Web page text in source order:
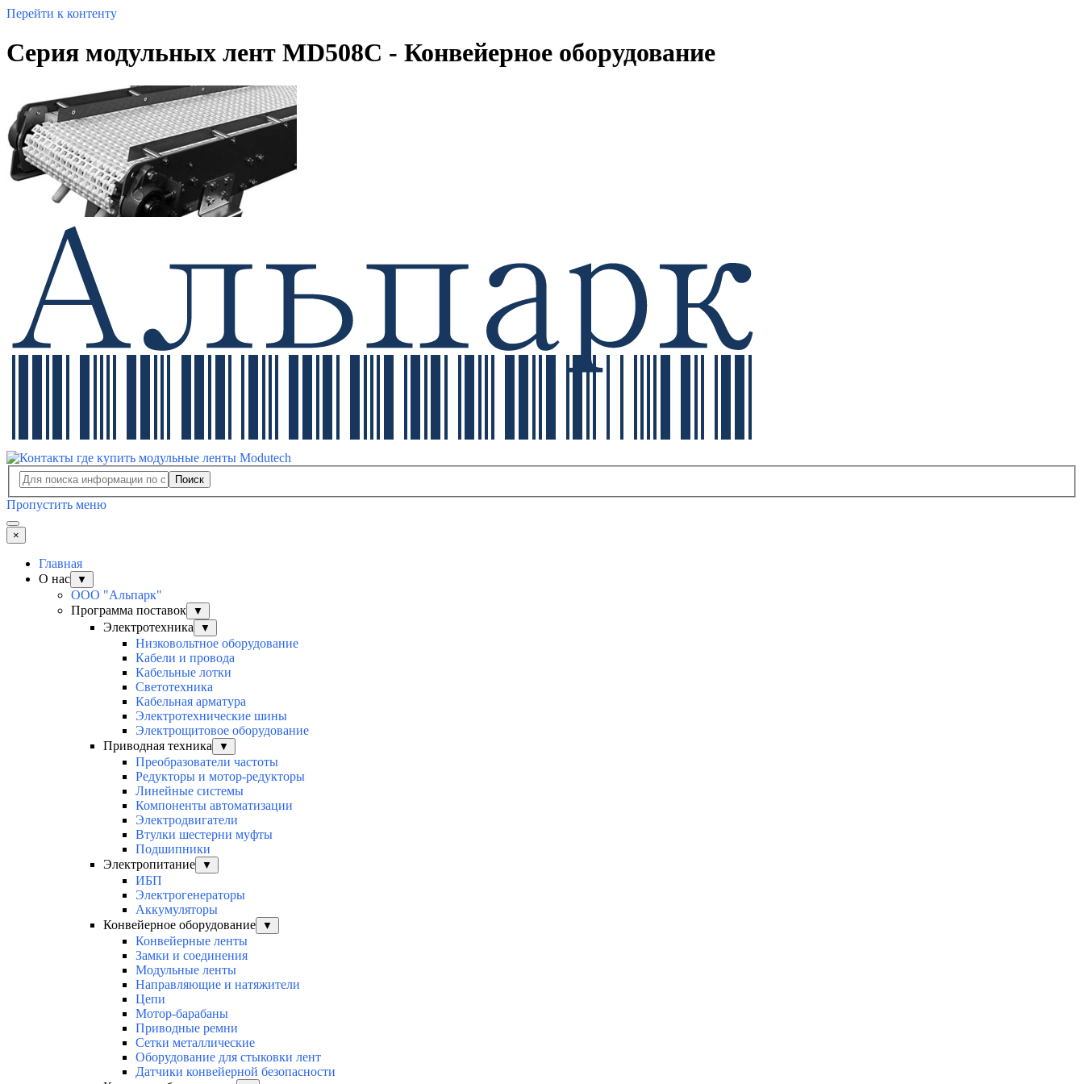
Перейти к контенту
Серия модульных лент MD508C - Конвейерное оборудование
Поиск
Пропустить меню
×
Главная
О нас
▼
ООО "Альпарк"
Программа поставок
▼
Электротехника ▼
Низковольтное оборудование
Кабели и провода
Кабельные лотки
Светотехника
Кабельная арматура
Электротехнические шины
Электрощитовое оборудование
Приводная техника
▼
Преобразователи частоты
Редукторы и мотор-редукторы
Линейные системы
Компоненты автоматизации
Электродвигатели
Втулки шестерни муфты
Подшипники
Электропитание
▼
ИБП
Электрогенераторы
Аккумуляторы
Конвейерное оборудование
▼
Конвейерные ленты
Замки и соединения
Модульные ленты
Направляющие и натяжители
Цепи
Мотор-барабаны
Приводные ремни
Сетки металлические
Оборудование для стыковки лент
Датчики конвейерной безопасности